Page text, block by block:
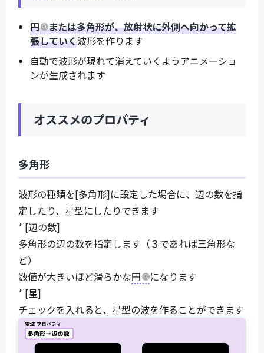
円
または多角形が、放射状に外側へ向かって拡
張していく波形を作ります
自動で波形が現れて消えていくようアニメーショ
ンが生成されます
オススメのプロパティ
多角形
波形の種類を[多角形]に設定した場合に、辺の数を指
定したり、星型にしたりできます
* [辺の数]
多角形の辺の数を指定します（３であれば三角形な
ど）
数値が大きいほど滑らかな円
になります
* [星]
チェックを入れると、星型の波を作ることができます